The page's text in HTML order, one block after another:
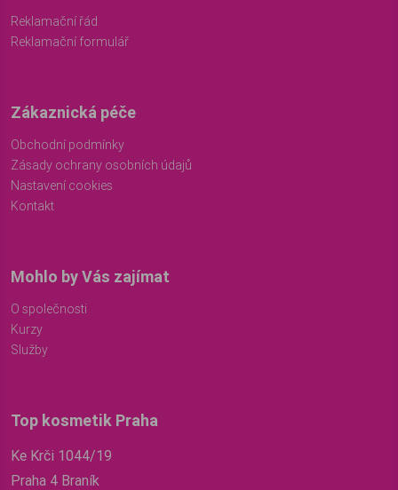
Reklamační řád
Reklamační formulář
Zákaznická péče
Obchodní podmínky
Zásady ochrany osobních údajů
Nastavení cookies
Kontakt
Mohlo by Vás zajímat
O společnosti
Kurzy
Služby
Top kosmetik Praha
Ke Krči 1044/19
Praha 4 Braník